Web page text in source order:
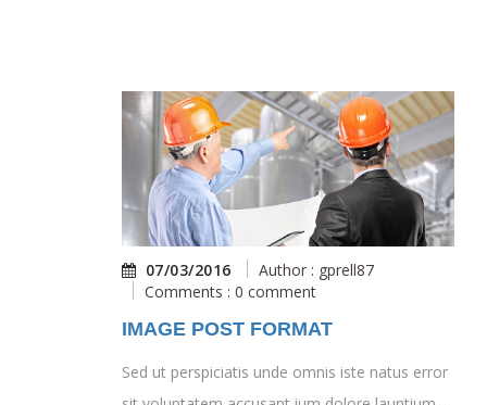
07/03/2016
Author : gprell87
Comments : 0 comment
IMAGE POST FORMAT
Sed ut perspiciatis unde omnis iste natus error